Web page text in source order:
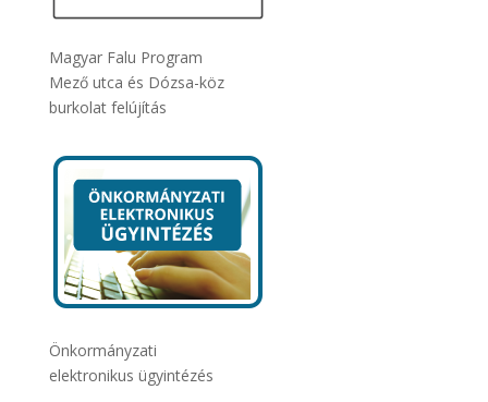
Magyar Falu Program
Mező utca és Dózsa-köz
burkolat felújítás
Önkormányzati
elektronikus ügyintézés